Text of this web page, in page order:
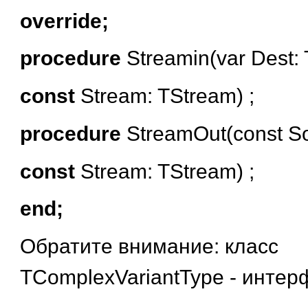
override;
procedure Streamin(var Dest:
const Stream: TStream) ;
procedure StreamOut(const
const Stream: TStream) ;
end;
Обратите внимание: класс
TComplexVariantType -